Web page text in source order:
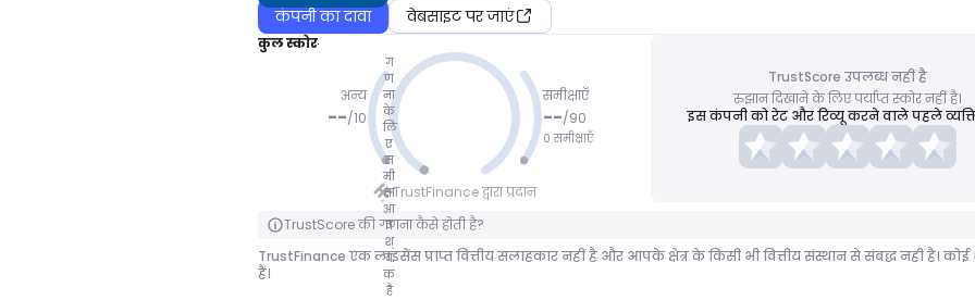
कंपनी का दावा
वेबसाइट पर जाएं
कुल स्कोर
अन्य
--/10
ग
ण
ना
के
लि
ए
स
मी
क्षा
आ
व
श्
य
क
है
कोई अंक
नहीं
पलटने के लिए क्लिक करें
समीक्षाएँ
--/90
0 समीक्षाएँ
TrustFinance द्वारा प्रदान
TrustScore उपलब्ध नहीं है
रुझान दिखाने के लिए पर्याप्त स्कोर नहीं है।
इस कंपनी को रेट और रिव्यू करने वाले पहले
TrustScore की गणना कैसे होती है?
TrustFinance एक लाइसेंस प्राप्त वित्तीय सलाहकार नहीं है और आपके क्षेत्र के किसी भी वित्तीय संस्थान से संबद्ध नहीं
हैं।